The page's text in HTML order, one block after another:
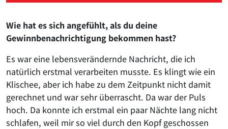
Wie hat es sich angefühlt, als du deine
Gewinnbenachrichtigung bekommen hast?
Es war eine lebensverändernde Nachricht, die ich
natürlich erstmal verarbeiten musste. Es klingt wie ein
Klischee, aber ich habe zu dem Zeitpunkt nicht damit
gerechnet und war sehr überrascht. Da war der Puls
hoch. Da konnte ich erstmal ein paar Nächte lang nicht
schlafen, weil mir so viel durch den Kopf geschossen